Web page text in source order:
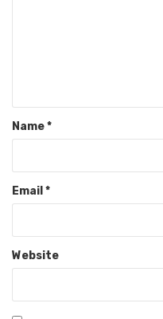
Name*
Email*
Website